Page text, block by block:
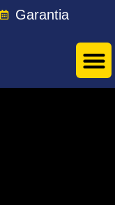
Garantia